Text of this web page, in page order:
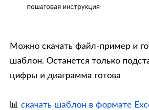
Можно скачать файл-пример и
шаблон. Останется только
цифры и диаграмма готова
📊 скачать шаблон в формате